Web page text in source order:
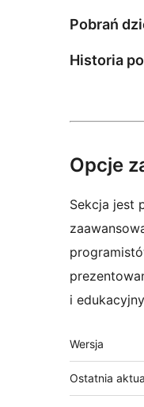
Pobrań
Historia
Opcje
Sekcja jest
i
Meta
Wersja
Ostatnia